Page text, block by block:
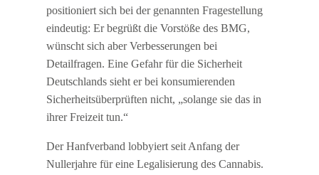
positioniert sich bei der genannten Fragestellung
eindeutig: Er begrüßt die Vorstöße des BMG,
wünscht sich aber Verbesserungen bei
Detailfragen. Eine Gefahr für die Sicherheit
Deutschlands sieht er bei konsumierenden
Sicherheitsüberprüften nicht, „solange sie das in
ihrer Freizeit tun.“
Der Hanfverband lobbyiert seit Anfang der
Nullerjahre für eine Legalisierung des Cannabis.